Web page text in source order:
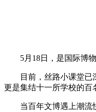
5月18日，是国际博
目前，丝路小课堂已深
更是集结十一所学校的百
当百年文博遇上潮流快